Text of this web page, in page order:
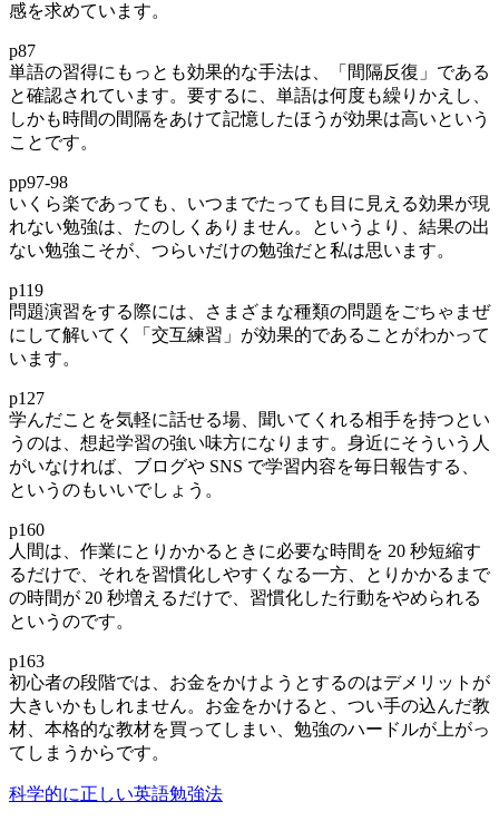
感を求めています。
p87
単語の習得にもっとも効果的な手法は、「間隔反復」である
と確認されています。要するに、単語は何度も繰りかえし、
しかも時間の間隔をあけて記憶したほうが効果は高いという
ことです。
pp97-98
いくら楽であっても、いつまでたっても目に見える効果が現
れない勉強は、たのしくありません。というより、結果の出
ない勉強こそが、つらいだけの勉強だと私は思います。
p119
問題演習をする際には、さまざまな種類の問題をごちゃまぜ
にして解いてく「交互練習」が効果的であることがわかって
います。
p127
学んだことを気軽に話せる場、聞いてくれる相手を持つとい
うのは、想起学習の強い味方になります。身近にそういう人
がいなければ、ブログや SNS で学習内容を毎日報告する、
というのもいいでしょう。
p160
人間は、作業にとりかかるときに必要な時間を 20 秒短縮す
るだけで、それを習慣化しやすくなる一方、とりかかるまで
の時間が 20 秒増えるだけで、習慣化した行動をやめられる
というのです。
p163
初心者の段階では、お金をかけようとするのはデメリットが
大きいかもしれません。お金をかけると、つい手の込んだ教
材、本格的な教材を買ってしまい、勉強のハードルが上がっ
てしまうからです。
科学的に正しい英語勉強法